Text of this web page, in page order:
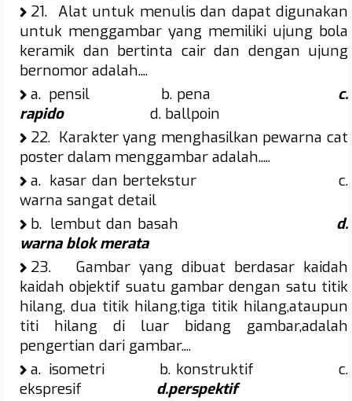
21. Alat untuk menulis dan dapat digunakan
untuk menggambar yang memiliki ujung bola
keramik dan bertinta cair dan dengan ujung
bernomor adalah....
a. pensil b. pena c.
rapido
d. ballpoin
22. Karakter yang menghasilkan pewarna cat
poster dalam menggambar adalah.....
a. kasar dan bertekstur c.
warna sangat detail
b. lembut dan basah d.
warna blok merata
23.
Gambar yang dibuat berdasar kaidah
kaidah objektif suatu gambar dengan satu titik
hilang, dua titik hilang,tiga titik hilang,ataupun
titi hilang di luar bidang gambar,adalah
pengertian dari gambar....
a. isometri b. konstruktif c.
ekspresif d.perspektif